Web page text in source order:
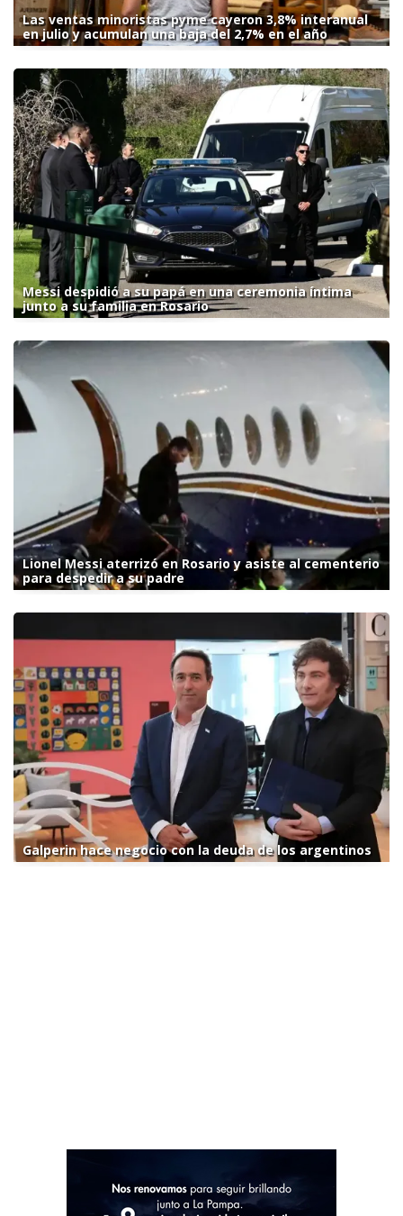
Las ventas minoristas pyme cayeron 3,8% interanual
en julio y acumulan una baja del 2,7% en el año
Messi despidió a su papá en una ceremonia íntima
junto a su familia en Rosario
Lionel Messi aterrizó en Rosario y asiste al cementerio
para despedir a su padre
Galperin hace negocio con la deuda de los argentinos